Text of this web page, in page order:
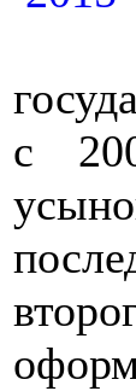
с